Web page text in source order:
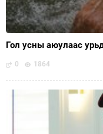
Гол усны аюулаас
0 1864